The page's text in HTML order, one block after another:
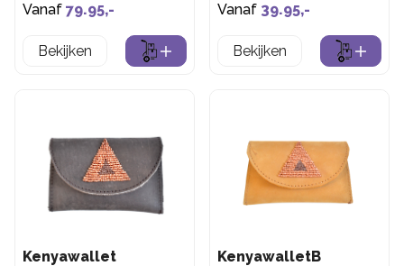
Vanaf 79.95,-
Bekijken
Vanaf 39.95,-
Bekijken
Kenyawallet
KenyawalletB